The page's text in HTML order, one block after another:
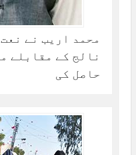
محمد اریب نے
نالج کے مقابلے
حاصل کی